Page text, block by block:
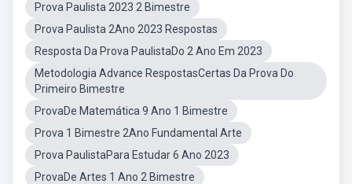
Prova Paulista 2023 2 Bimestre
Prova Paulista 2Ano 2023 Respostas
Resposta Da Prova PaulistaDo 2 Ano Em 2023
Metodologia Advance RespostasCertas Da Prova Do
Primeiro Bimestre
ProvaDe Matemática 9 Ano 1 Bimestre
Prova 1 Bimestre 2Ano Fundamental Arte
Prova PaulistaPara Estudar 6 Ano 2023
ProvaDe Artes 1 Ano 2 Bimestre